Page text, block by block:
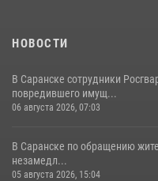
НОВОСТИ
В Саранске сотрудники
повредившего имущ...
06 августа 2026, 07:03
В Саранске по обращению
незамедл...
05 августа 2026, 15:04